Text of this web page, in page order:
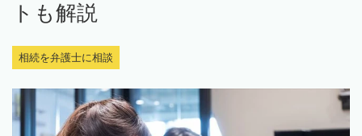
トも解説
相続を弁護士に相談